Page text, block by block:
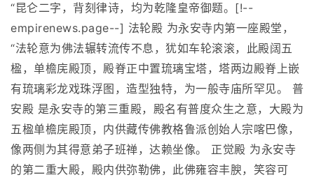
“昆仑二字，背刻律诗，均为乾隆皇帝御题。[!--
empirenews.page--] 法轮殿 为永安寺内第一座殿堂，
“法轮意为佛法辗转流传不息，犹如车轮滚滚，此殿阔五
楹，单檐庑殿顶，殿脊正中置琉璃宝塔，塔两边殿脊上嵌
有琉璃彩龙戏珠浮图，造型独特，为一般寺庙所罕见。 普
安殿 是永安寺的第三重殿，殿名有普度众生之意，大殿为
五楹单檐庑殿顶，内供藏传佛教格鲁派创始人宗喀巴像，
像两侧为其得意弟子班禅，达赖坐像。 正觉殿 为永安寺
的第二重大殿，殿内供弥勒佛，此佛雍容丰腴，笑容可